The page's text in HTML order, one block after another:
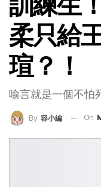
柔只給
瑄？！
喻言就是一個不怕
By 容小編 On